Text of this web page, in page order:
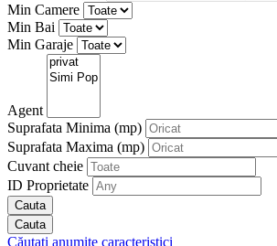
Min Camere
Min Bai
Min Garaje
Agent
Suprafata Minima (mp)
Suprafata Maxima (mp)
Cuvant cheie
ID Proprietate
Căutați anumite caracteristici